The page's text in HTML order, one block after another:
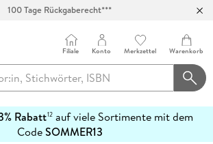
Abholung in über 100 Filialen
Filiale Konto Merkzettel Warenkorb
Rabatt12auf viele Sortimente mit dem
CodeSOMMER13